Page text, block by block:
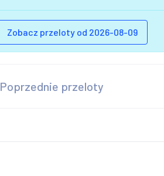
Zobacz przeloty od 2026-08-09
Poprzednie przeloty